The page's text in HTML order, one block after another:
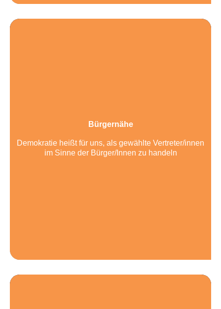
Bürgernähe
Demokratie heißt für uns, als gewählte Vertreter/innen
im Sinne der Bürger/Innen zu handeln